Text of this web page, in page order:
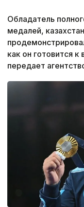
Обладатель
медалей,
как он готовится
передает